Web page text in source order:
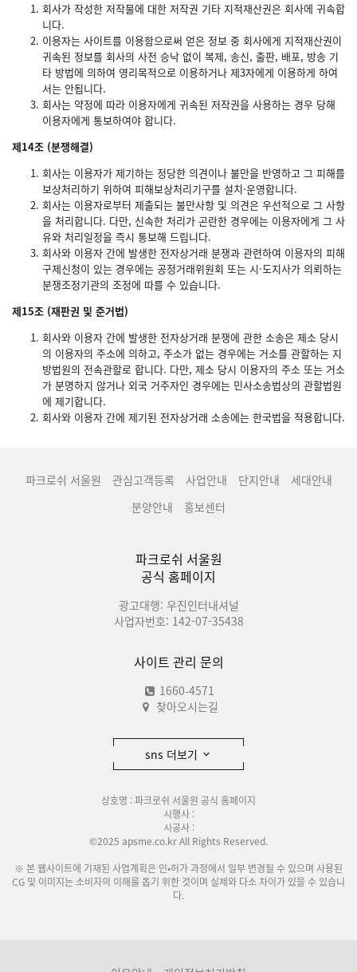
회사가 작성한 저작물에 대한 저작권 기타 지적재산권은 회사에 귀속합
니다.
이용자는 사이트를 이용함으로써 얻은 정보 중 회사에게 지적재산권이
귀속된 정보를 회사의 사전 승낙 없이 복제, 송신, 출판, 배포, 방송 기
타 방법에 의하여 영리목적으로 이용하거나 제3자에게 이용하게 하여
서는 안됩니다.
회사는 약정에 따라 이용자에게 귀속된 저작권을 사용하는 경우 당해
이용자에게 통보하여야 합니다.
제14조 (분쟁해결)
회사는 이용자가 제기하는 정당한 의견이나 불만을 반영하고 그 피해를
보상처리하기 위하여 피해보상처리기구를 설치·운영합니다.
회사는 이용자로부터 제출되는 불만사항 및 의견은 우선적으로 그 사항
을 처리합니다. 다만, 신속한 처리가 곤란한 경우에는 이용자에게 그 사
유와 처리일정을 즉시 통보해 드립니다.
회사와 이용자 간에 발생한 전자상거래 분쟁과 관련하여 이용자의 피해
구제신청이 있는 경우에는 공정거래위원회 또는 시·도지사가 의뢰하는
분쟁조정기관의 조정에 따를 수 있습니다.
제15조 (재판권 및 준거법)
회사와 이용자 간에 발생한 전자상거래 분쟁에 관한 소송은 제소 당시
의 이용자의 주소에 의하고, 주소가 없는 경우에는 거소를 관할하는 지
방법원의 전속관할로 합니다. 다만, 제소 당시 이용자의 주소 또는 거소
가 분명하지 않거나 외국 거주자인 경우에는 민사소송법상의 관할법원
에 제기합니다.
회사와 이용자 간에 제기된 전자상거래 소송에는 한국법을 적용합니다.
파크로쉬 서울원 관심고객등록 사업안내 단지안내
세대안내
분양안내
홍보센터
파크로쉬 서울원
공식 홈페이지
광고대행: 우진인터내셔널
사업자번호: 142-07-35438
사이트 관리 문의
1660-4571
찾아오시는길
sns 더보기
상호명 : 파크로쉬 서울원 공식 홈페이지
시행사 :
시공사 :
©2025 apsme.co.kr All Rights Reserved.
※ 본 웹사이트에 기재된 사업계획은 인•허가 과정에서 일부 변경될 수 있으며 사용된
CG 및 이미지는 소비자의 이해를 돕기 위한 것이며 실제와 다소 차이가 있을 수 있습니
다.